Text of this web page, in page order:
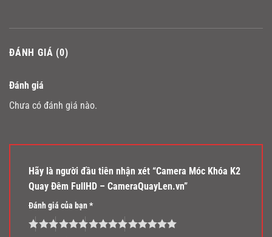
ĐÁNH GIÁ (0)
Đánh giá
Chưa có đánh giá nào.
Hãy là người đầu tiên nhận xét “Camera Móc Khóa K2
Quay Đêm FullHD – CameraQuayLen.vn”
Đánh giá của bạn*